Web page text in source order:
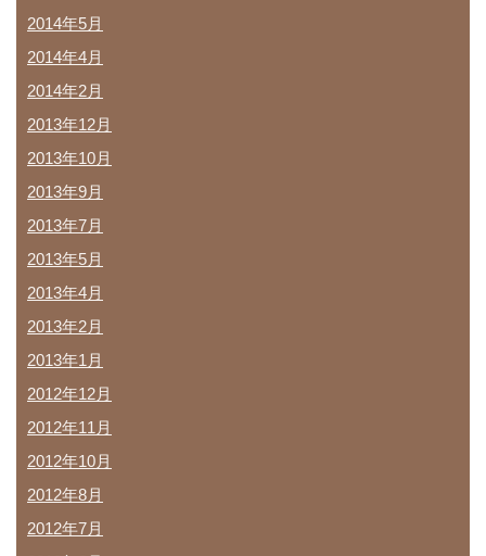
2014年5月
2014年4月
2014年2月
2013年12月
2013年10月
2013年9月
2013年7月
2013年5月
2013年4月
2013年2月
2013年1月
2012年12月
2012年11月
2012年10月
2012年8月
2012年7月